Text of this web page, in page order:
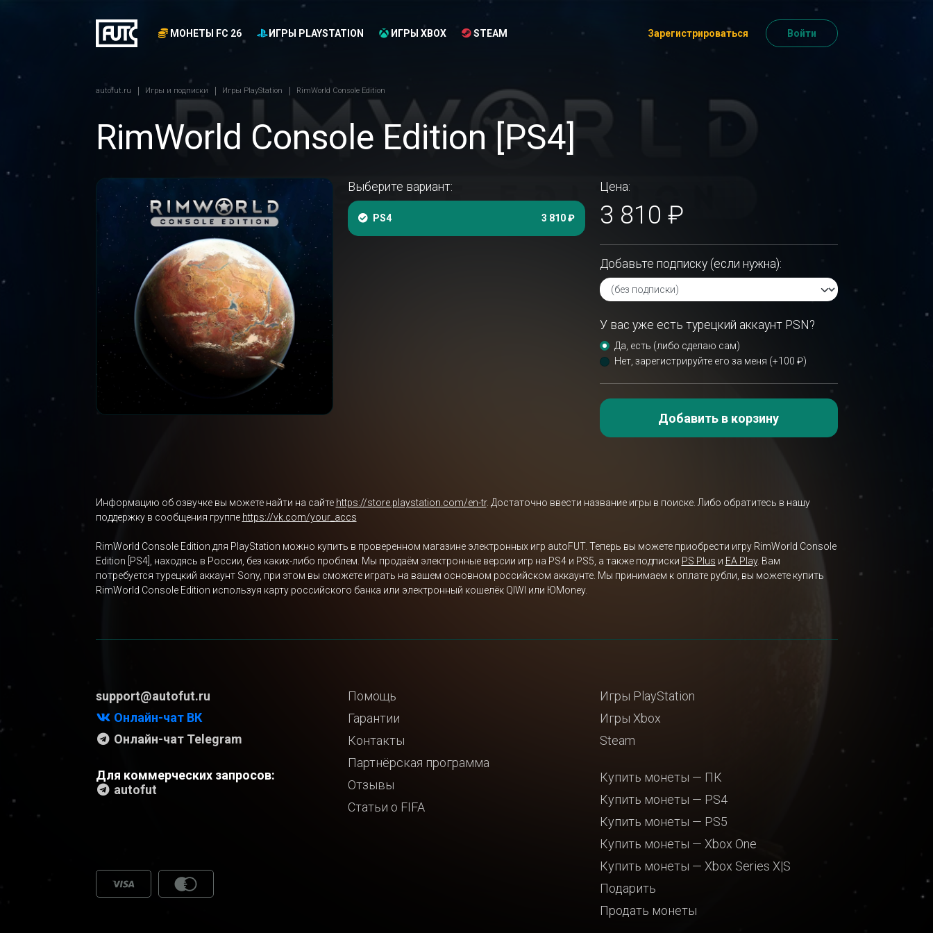
МОНЕТЫ FC 26 ИГРЫ PLAYSTATION ИГРЫ XBOX STEAM Зарегистрироваться Войти
autofut.ru Игры и подписки Игры PlayStation RimWorld Console Edition
RimWorld Console Edition [PS4]
Выберите вариант:
PS4 3 810 ₽
Цена:
3 810 ₽
Добавьте подписку (если нужна):
У вас уже есть турецкий аккаунт PSN?
Да, есть (либо сделаю сам)
Нет, зарегистрируйте его за меня (+100 ₽)
Добавить в корзину
Информацию об озвучке вы можете найти на сайте https://store.playstation.com/en-tr. Достаточно ввести название игры в поиске. Либо обратитесь в нашу
поддержку в сообщения группе https://vk.com/your_accs
RimWorld Console Edition для PlayStation можно купить в проверенном магазине электронных игр autoFUT. Теперь вы можете приобрести игру RimWorld Console
Edition [PS4], находясь в России, без каких-либо проблем. Мы продаём электронные версии игр на PS4 и PS5, а также подписки PS Plus и EA Play. Вам
потребуется турецкий аккаунт Sony, при этом вы сможете играть на вашем основном российском аккаунте. Мы принимаем к оплате рубли, вы можете купить
RimWorld Console Edition используя карту российского банка или электронный кошелёк QIWI или ЮMoney.
support@autofut.ru
Онлайн-чат ВК
Онлайн-чат Telegram
Для коммерческих запросов:
autofut
Помощь
Гарантии
Контакты
Партнёрская программа
Отзывы
Статьи о FIFA
Игры PlayStation
Игры Xbox
Steam
Купить монеты — ПК
Купить монеты — PS4
Купить монеты — PS5
Купить монеты — Xbox One
Купить монеты — Xbox Series X|S
Подарить
Продать монеты